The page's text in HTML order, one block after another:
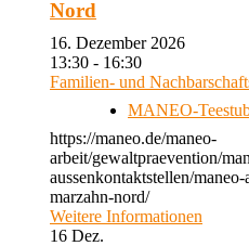
Nord
16. Dezember 2026
13:30 - 16:30
Familien- und
MANEO-
https://maneo.de/maneo-
arbeit/gewaltpraevention/
aussenkontaktstellen/
marzahn-nord/
Weitere Informationen
16 Dez.